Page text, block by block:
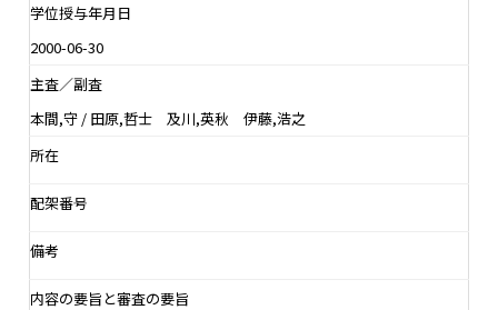
学位授与年月日
2000-06-30
主査／副査
本間,守 / 田原,哲士 及川,英秋 伊藤,浩之
所在
配架番号
備考
内容の要旨と審査の要旨